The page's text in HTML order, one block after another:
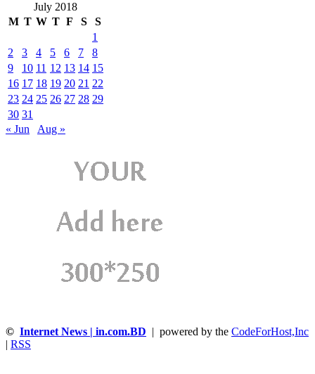
July 2018
M T W T F S
S
1
2
3 4 5 6 7
8
9
10 11 12 13 14 15
16 17 18 19 20 21 22
23 24 25 26 27 28 29
30 31
« Jun
Aug »
© Internet News | in.com.BD | powered by the CodeForHost,Inc
RSS